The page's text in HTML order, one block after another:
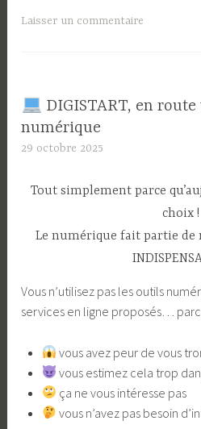
Laisser un commentaire
DIGISTART, en
numérique
29 octobre 2025
S
e
Tout simplement parce
choix !
Le numérique fait partie de
Vous n’utilisez pas les outils
services en ligne proposés…
vous avez peur de vous
vous estimez cela trop
​ ça ne vous intéresse pas
vous n’avez pas besoin